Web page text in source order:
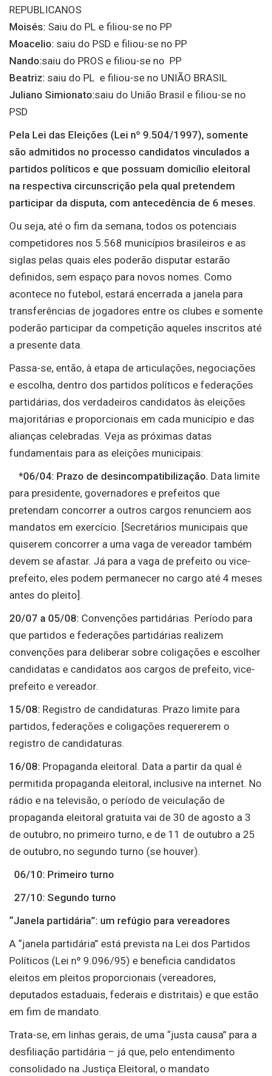
REPUBLICANOS
Moisés: Saiu do PL e filiou-se no PP
Moacelio: saiu do PSD e filiou-se no PP
Nando:saiu do PROS e filiou-se no PP
Beatriz: saiu do PL e filiou-se no UNIÃO BRASIL
Juliano Simionato:saiu do União Brasil e filiou-se no
PSD
Pela Lei das Eleições (Lei nº 9.504/1997), somente
são admitidos no processo candidatos vinculados a
partidos políticos e que possuam domicílio eleitoral
na respectiva circunscrição pela qual pretendem
participar da disputa, com antecedência de 6 meses.
Ou seja, até o fim da semana, todos os potenciais
competidores nos 5.568 municípios brasileiros e as
siglas pelas quais eles poderão disputar estarão
definidos, sem espaço para novos nomes. Como
acontece no futebol, estará encerrada a janela para
transferências de jogadores entre os clubes e somente
poderão participar da competição aqueles inscritos até
a presente data.
Passa-se, então, à etapa de articulações, negociações
e escolha, dentro dos partidos políticos e federações
partidárias, dos verdadeiros candidatos às eleições
majoritárias e proporcionais em cada município e das
alianças celebradas. Veja as próximas datas
fundamentais para as eleições municipais:
*06/04: Prazo de desincompatibilização. Data limite
para presidente, governadores e prefeitos que
pretendam concorrer a outros cargos renunciem aos
mandatos em exercício. [Secretários municipais que
quiserem concorrer a uma vaga de vereador também
devem se afastar. Já para a vaga de prefeito ou vice-
prefeito, eles podem permanecer no cargo até 4 meses
antes do pleito].
20/07 a 05/08: Convenções partidárias. Período para
que partidos e federações partidárias realizem
convenções para deliberar sobre coligações e escolher
candidatas e candidatos aos cargos de prefeito, vice-
prefeito e vereador.
15/08: Registro de candidaturas. Prazo limite para
partidos, federações e coligações requererem o
registro de candidaturas.
16/08: Propaganda eleitoral. Data a partir da qual é
permitida propaganda eleitoral, inclusive na internet. No
rádio e na televisão, o período de veiculação de
propaganda eleitoral gratuita vai de 30 de agosto a 3
de outubro, no primeiro turno, e de 11 de outubro a 25
de outubro, no segundo turno (se houver).
06/10: Primeiro turno
27/10: Segundo turno
“Janela partidária”: um refúgio para vereadores
A “janela partidária” está prevista na Lei dos Partidos
Políticos (Lei nº 9.096/95) e beneficia candidatos
eleitos em pleitos proporcionais (vereadores,
deputados estaduais, federais e distritais) e que estão
em fim de mandato.
Trata-se, em linhas gerais, de uma “justa causa” para a
desfiliação partidária – já que, pelo entendimento
consolidado na Justiça Eleitoral, o mandato